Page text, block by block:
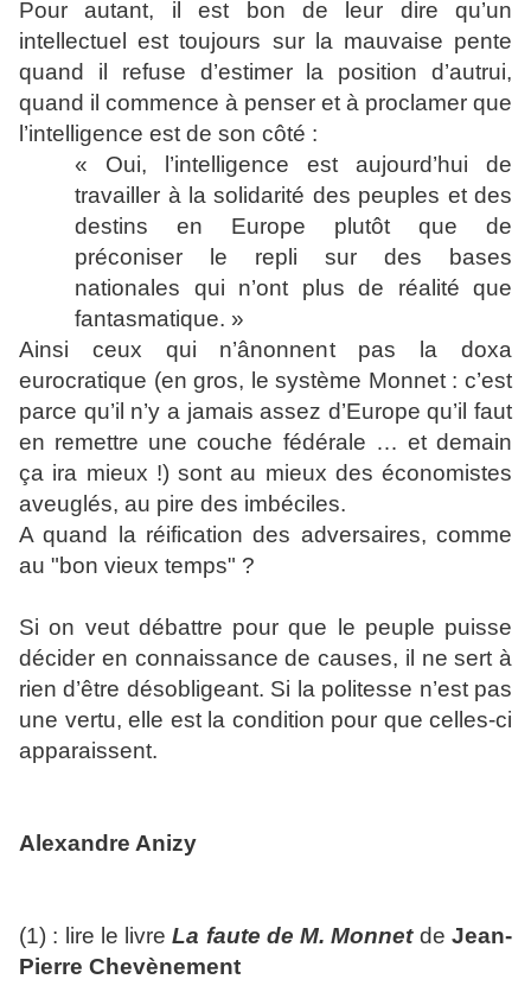
Pour autant, il est bon de leur dire qu’un
intellectuel est toujours sur la mauvaise pente
quand il refuse d’estimer la position d’autrui,
quand il commence à penser et à proclamer que
l’intelligence est de son côté :
« Oui, l’intelligence est aujourd’hui de
travailler à la solidarité des peuples et des
destins en Europe plutôt que de
préconiser le repli sur des bases
nationales qui n’ont plus de réalité que
fantasmatique. »
Ainsi ceux qui n’ânonnent pas la doxa
eurocratique (en gros, le système Monnet : c’est
parce qu’il n’y a jamais assez d’Europe qu’il faut
en remettre une couche fédérale … et demain
ça ira mieux !) sont au mieux des économistes
aveuglés, au pire des imbéciles.
A quand la réification des adversaires, comme
au "bon vieux temps" ?
Si on veut débattre pour que le peuple puisse
décider en connaissance de causes, il ne sert à
rien d’être désobligeant. Si la politesse n’est pas
une vertu, elle est la condition pour que celles-ci
apparaissent.
Alexandre Anizy
(1) : lire le livreLa faute de M. MonnetdeJean-
Pierre Chevènement